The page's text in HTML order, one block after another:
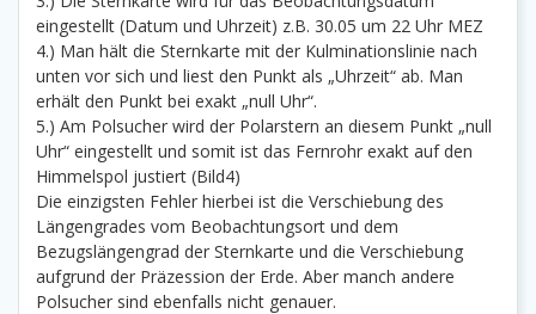
eingestellt (Datum und Uhrzeit) z.B. 30.05 um 22 Uhr MEZ
4.) Man hält die Sternkarte mit der Kulminationslinie nach
unten vor sich und liest den Punkt als „Uhrzeit“ ab. Man
erhält den Punkt bei exakt „null Uhr“.
5.) Am Polsucher wird der Polarstern an diesem Punkt „null
Uhr“ eingestellt und somit ist das Fernrohr exakt auf den
Himmelspol justiert (Bild4)
Die einzigsten Fehler hierbei ist die Verschiebung des
Längengrades vom Beobachtungsort und dem
Bezugslängengrad der Sternkarte und die Verschiebung
aufgrund der Präzession der Erde. Aber manch andere
Polsucher sind ebenfalls nicht genauer.